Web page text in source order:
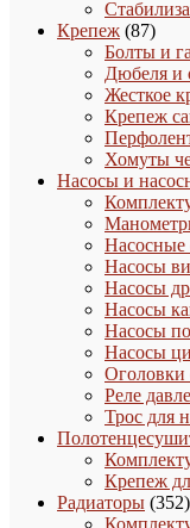
Крепеж 8787
Болты и
Дюбеля и
Жесткое
Крепеж
Хомуты
Насосы и
Насосные
Насосы
Насосы
Насосы
Насосы
Насосы
Оголовки
Реле
Трос для
Крепеж
Радиаторы 352